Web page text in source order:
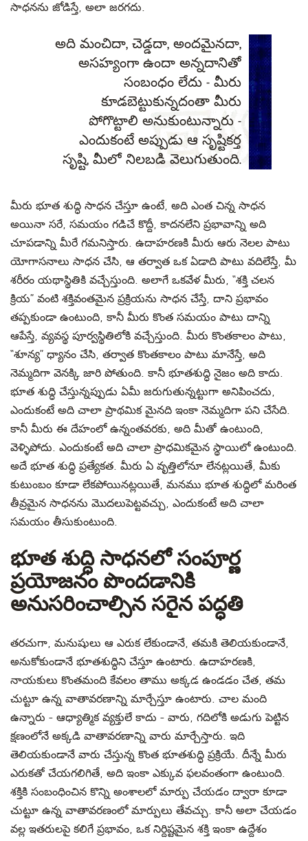
సాధనను జోడిస్తే, అలా జరగదు.
అది మంచిదా, చెడ్డదా, అందమైనదా,
అసహ్యంగా ఉందా అన్నదానితో
సంబంధం లేదు - మీరు
కూడబెట్టుకున్నదంతా మీరు
పోగొట్టాలి అనుకుంటున్నారు -
ఎందుకంటే అప్పుడు ఆ సృష్టికర్త
సృష్టి, మీలో నిలబడి వెలుగుతుంది.
మీరు భూత శుద్ధి సాధన చేస్తూ ఉంటే, అది ఎంత చిన్న సాధన
అయినా సరే, సమయం గడిచే కొద్దీ, కాదనలేని ప్రభావాన్ని అది
చూపడాన్ని మీరే గమనిస్తారు. ఉదాహరణకి మీరు ఆరు నెలల పాటు
యోగాసనాలు సాధన చేసి, ఆ తర్వాత ఒక ఏడాది పాటు వదిలేస్తే, మీ
శరీరం యథాస్థితికి వచ్చేస్తుంది. అలాగే ఒకవేళ మీరు, “శక్తి చలన
క్రియ” వంటి శక్తివంతమైన ప్రక్రియను సాధన చేస్తే, దాని ప్రభావం
తప్పకుండా ఉంటుంది, కానీ మీరు కొంత సమయం పాటు దాన్ని
ఆపేస్తే, వ్యవస్థ పూర్వస్థితిలోకి వచ్చేస్తుంది. మీరు కొంతకాలం పాటు,
“శూన్య” ధ్యానం చేసి, తర్వాత కొంతకాలం పాటు మానేస్తే, అది
నెమ్మదిగా వెనక్కి జారి పోతుంది. కానీ భూతశుద్ధి నైజం అది కాదు.
భూత శుద్ధి చేస్తున్నప్పుడు ఏమీ జరుగుతున్నట్టుగా అనిపించదు,
ఎందుకంటే అది చాలా ప్రాథమిక మైనది ఇంకా నెమ్మదిగా పని చేసేది.
కానీ మీరు ఈ దేహంలో ఉన్నంతవరకు, అది మీతో ఉంటుంది,
వెళ్ళిపోదు. ఎందుకంటే అది చాలా ప్రాధమికమైన స్థాయిలో ఉంటుంది.
అదే భూత శుద్ధి ప్రత్యేకత. మీరు ఏ వృత్తిలోనూ లేనట్లయితే, మీకు
కుటుంబం కూడా లేకపోయినట్లయితే, మనము భూత శుద్ధిలో మరింత
తీవ్రమైన సాధనను మొదలుపెట్టవచ్చు, ఎందుకంటే అది చాలా
సమయం తీసుకుంటుంది.
భూత శుద్ధి సాధనలో సంపూర్ణ
ప్రయోజనం పొందడానికి
అనుసరించాల్సిన సరైన పద్ధతి
తరచుగా, మనుషులు ఆ ఎరుక లేకుండానే, తమకి తెలియకుండానే,
అనుకోకుండానే భూతశుద్ధిని చేస్తూ ఉంటారు. ఉదాహరణకి,
నాయకులు కొంతమంది కేవలం తాము అక్కడ ఉండడం చేత, తమ
చుట్టూ ఉన్న వాతావరణాన్ని మార్చేస్తూ ఉంటారు. చాల మంది
ఉన్నారు - ఆధ్యాత్మిక వ్యక్తులే కాదు - వారు, గదిలోకి అడుగు పెట్టిన
క్షణంలోనే అక్కడి వాతావరణాన్ని వారు మార్చేస్తారు. ఇది
తెలియకుండానే వారు చేస్తున్న కొంత భూతశుద్ధి ప్రక్రియే. దీన్నే మీరు
ఎరుకతో చేయగలిగితే, అది ఇంకా ఎక్కువ ఫలవంతంగా ఉంటుంది.
శక్తికి సంబంధించిన కొన్ని అంశాలలో మార్పు చేయడం ద్వారా కూడా
చుట్టూ ఉన్న వాతావరణంలో మార్పులు తేవచ్చు. కానీ అలా చేయడం
వల్ల ఇతరులపై కలిగే ప్రభావం, ఒక నిర్దిష్టమైన శక్తి ఇంకా ఉద్దేశం